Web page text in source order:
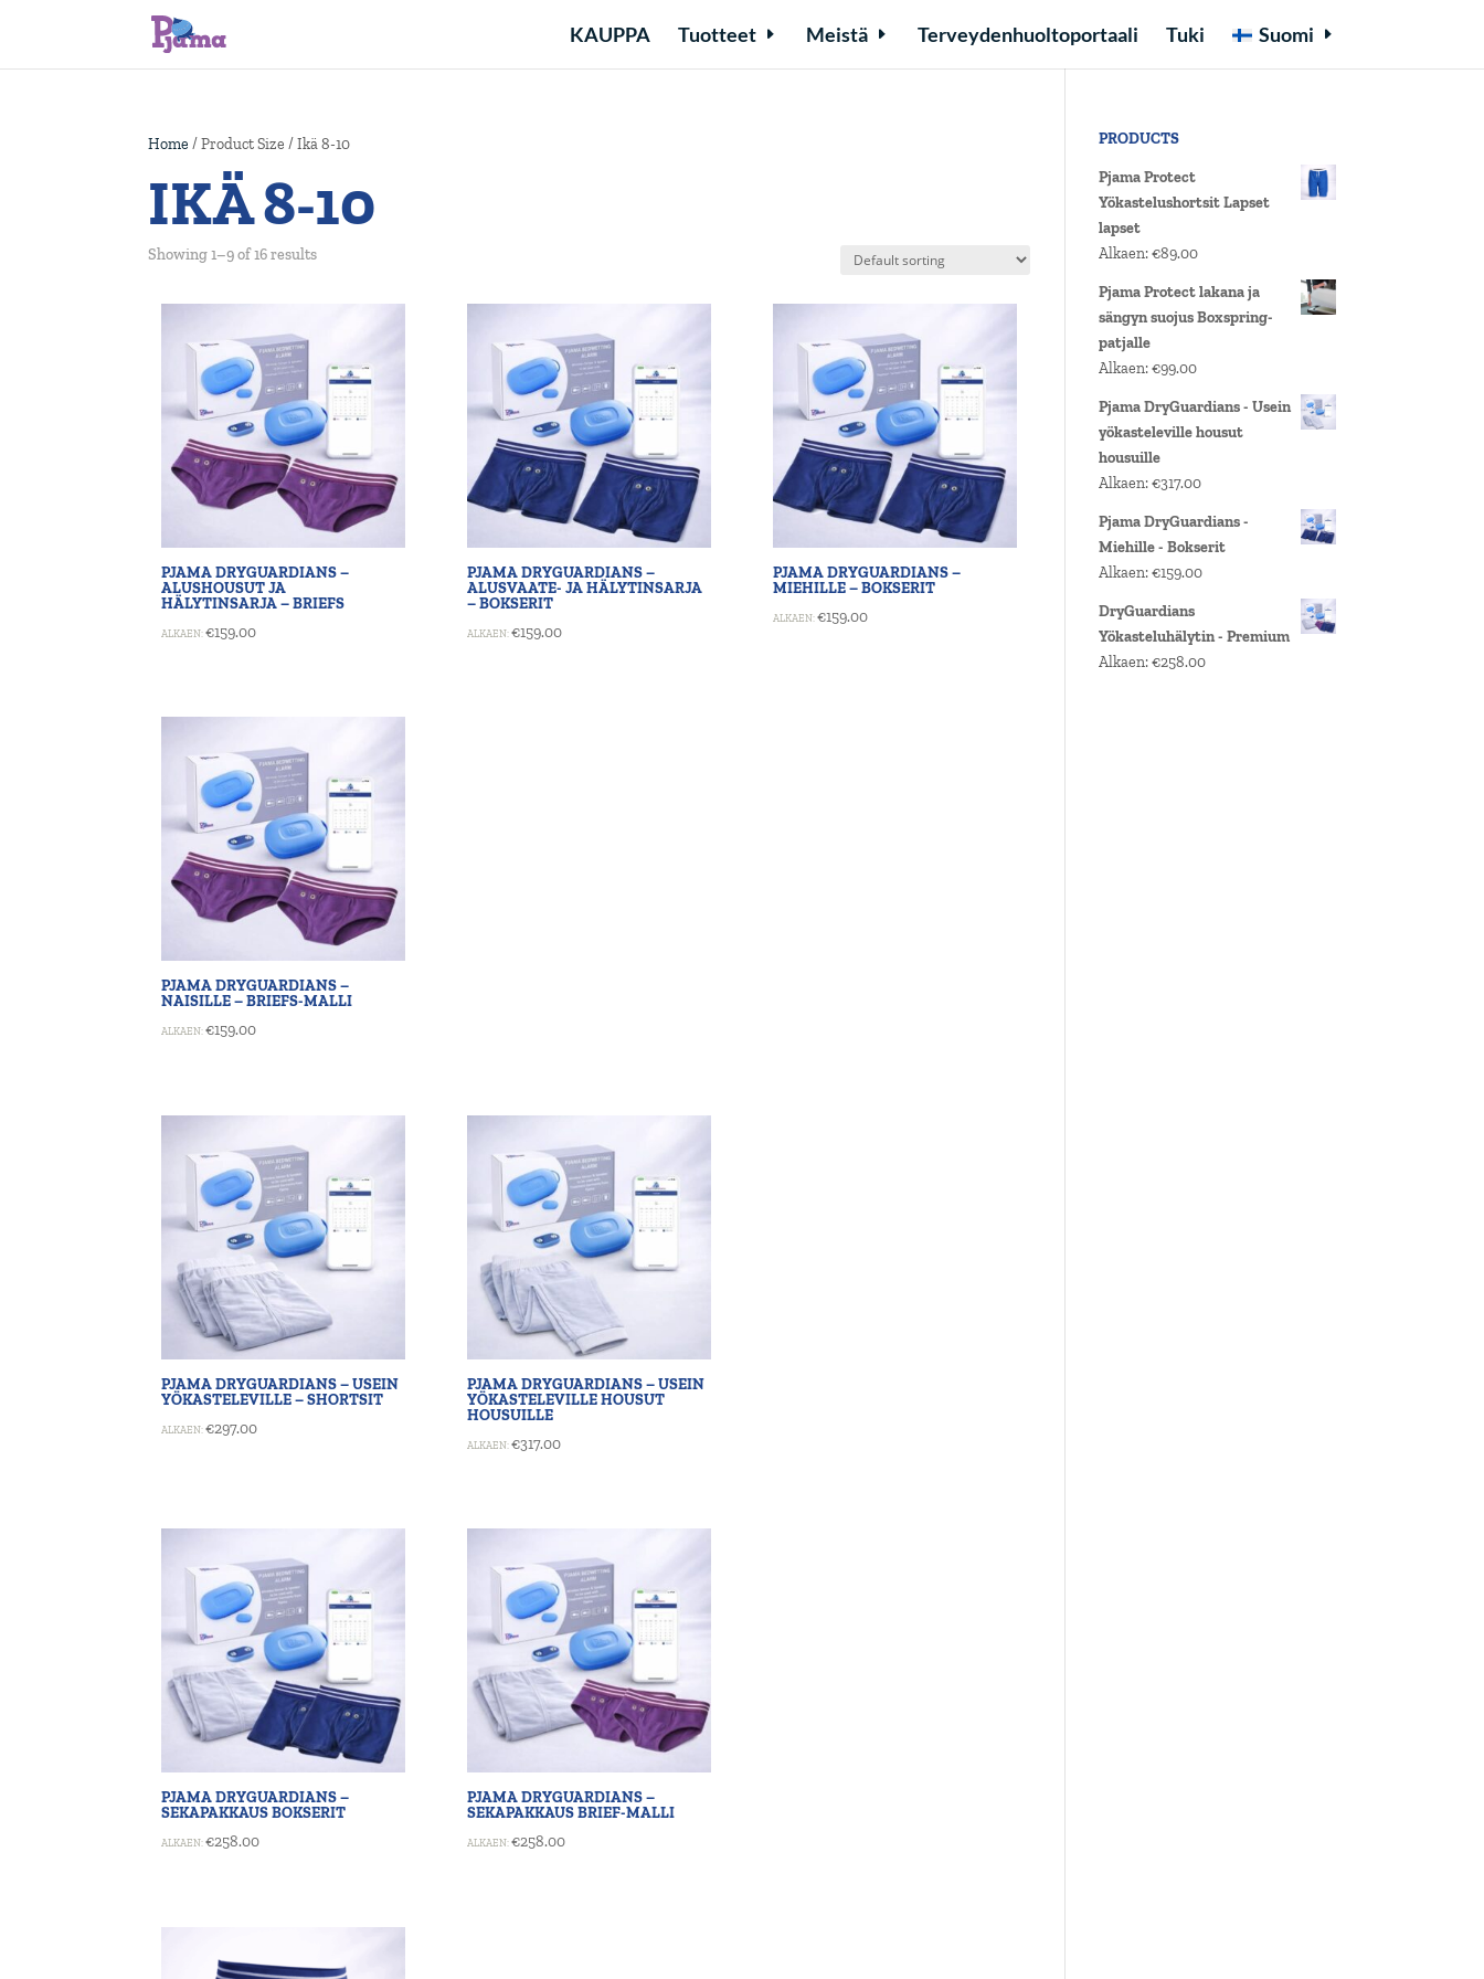
KAUPPA Tuotteet Meistä Terveydenhuoltoportaali Tuki Suomi
Home / Product Size / Ikä 8-10
IKÄ 8-10
Showing 1–9 of 16 results
PJAMA DRYGUARDIANS –
ALUSHOUSUT JA
HÄLYTINSARJA – BRIEFS
ALKAEN:€159.00
PJAMA DRYGUARDIANS –
ALUSVAATE- JA HÄLYTINSARJA
– BOKSERIT
ALKAEN:€159.00
PJAMA DRYGUARDIANS –
MIEHILLE – BOKSERIT
ALKAEN:€159.00
PJAMA DRYGUARDIANS –
NAISILLE – BRIEFS-MALLI
ALKAEN:€159.00
PJAMA DRYGUARDIANS – USEIN
YÖKASTELEVILLE – SHORTSIT
ALKAEN:€297.00
PJAMA DRYGUARDIANS – USEIN
YÖKASTELEVILLE HOUSUT
HOUSUILLE
ALKAEN:€317.00
PJAMA DRYGUARDIANS –
SEKAPAKKAUS BOKSERIT
ALKAEN:€258.00
PJAMA DRYGUARDIANS –
SEKAPAKKAUS BRIEF-MALLI
ALKAEN:€258.00
PRODUCTS
Pjama Protect
Yökastelushortsit Lapset
lapset
Alkaen:€89.00
Pjama Protect lakana ja
sängyn suojus Boxspring-
patjalle
Alkaen:€99.00
Pjama DryGuardians - Usein
yökasteleville housut
housuille
Alkaen:€317.00
Pjama DryGuardians -
Miehille - Bokserit
Alkaen:€159.00
DryGuardians
Yökasteluhälytin - Premium
Alkaen:€258.00